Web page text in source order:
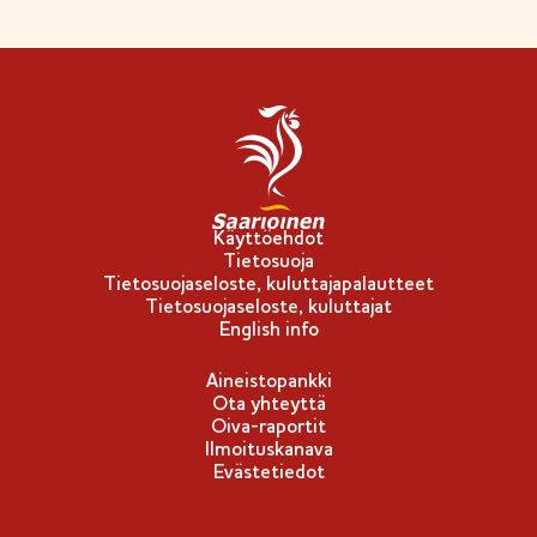
Käyttöehdot
Tietosuoja
Tietosuojaseloste, kuluttajapalautteet
Tietosuojaseloste, kuluttajat
English info
Aineistopankki
Ota yhteyttä
Oiva-raportit
Ilmoituskanava
Evästetiedot